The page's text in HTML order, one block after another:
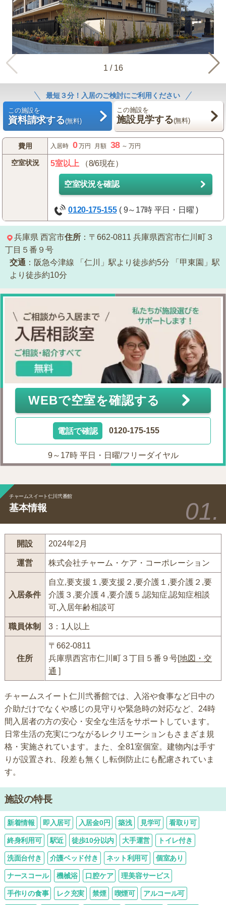
1 / 16
最短３分！入居のご検討にご利用ください
この施設を
資料請求する(無料)
この施設を
施設見学する(無料)
費用 入居時 0万円 月額 38 ～万円
空室状況 5室以上 （8/6現在）
空室状況を確認
0120-175-155 ( 9～17時 平日・日曜 )
兵庫県 西宮市住所 ：〒662-0811 兵庫県西宮市仁川町３
丁目５番９号
交通 ：阪急今津線 「仁川」駅より徒歩約5分 「甲東園」駅
より徒歩約10分
WEBで空室を確認する
電話で確認 0120-175-155
9～17時 平日・日曜/フリーダイヤル
チャームスイート仁川弐番館
基本情報
開設 2024年2月
運営 株式会社チャーム・ケア・コーポレーション
入居条件
自立,要支援１,要支援２,要介護１,要介護２,要
介護３,要介護４,要介護５,認知症,認知症相談
可,入居年齢相談可
職員体制 3：1人以上
住所
〒662-0811
兵庫県西宮市仁川町３丁目５番９号[地図・交
通 ]
チャームスイート仁川弐番館では、入浴や食事など日中の
介助だけでなくや感じの見守りや緊急時の対応など、24時
間入居者の方の安心・安全な生活をサポートしています。
日常生活の充実につながるレクリエーションもさまざま規
格・実施されています。また、全81室個室。建物内は手す
りが設置され、段差も無くし転倒防止にも配慮されていま
す。
施設の特長
新着情報 即入居可 入居金0円 築浅 見学可 看取り可
終身利用可 駅近 徒歩10分以内 大手運営 トイレ付き
洗面台付き 介護ベッド付き ネット利用可 個室あり
ナースコール 機械浴 口腔ケア 理美容サービス
手作りの食事 レク充実 禁煙 喫煙可 アルコール可